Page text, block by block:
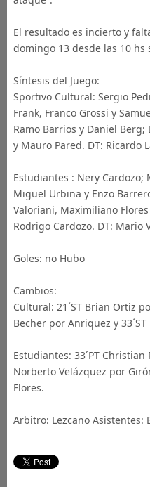
El resultado es incierto y
domingo 13 desde las 10 hs
Síntesis del Juego:
Sportivo Cultural: Sergio
Frank, Franco Grossi y
Ramo Barrios y Daniel
y Mauro Pared. DT: Ricardo
Estudiantes : Nery Cardozo;
Miguel Urbina y Enzo
Valoriani, Maximiliano
Rodrigo Cardozo. DT: Mario
Goles: no Hubo
Cambios:
Cultural: 21´ST Brian Ortiz
Becher por Anriquez y
Estudiantes: 33´PT Christian
Norberto Velázquez por
Flores.
Arbitro: Lezcano Asistentes: